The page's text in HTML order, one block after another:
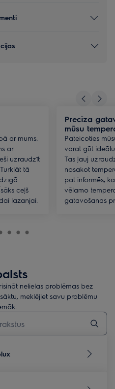
ar mums.
ar
uzraudzīt
tā
ceļš
lazanjai.
Precīza
mūsu
Pateicoties
varat gūt
Tas ļauj
nosakot
pat informēs,
vēlamo
gatavošanas
nelielas problēmas bez
meklējiet savu problēmu